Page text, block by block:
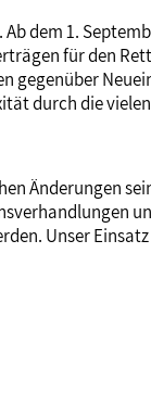
dem 1.
für den
durch die
Änderungen
Unser